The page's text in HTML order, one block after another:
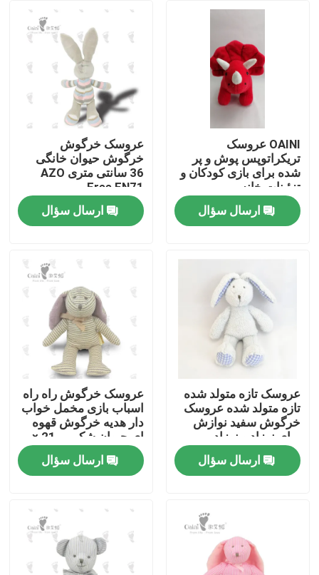
صفحه اصلی
محصولات
درباره ما
تور کارخانه
کنترل کیفیت
با ما تماس بگیرید
اخبار
درخواست نقل قول
اسباب بازی مخمل دار نرم
OAINI عروسک
تریکراتوپس پوش و پر
شده برای بازی کودکان و
تزئینات خانه
ارسال سؤال
عروسک خرگوش
خرگوش حیوان خانگی
36 سانتی متری AZO
Free EN71
ارسال سؤال
عروسک تازه متولد شده
تازه متولد شده عروسک
خرگوش سفید نوازش
برای نوزاد و نوزاد
ارسال سؤال
عروسک خرگوش راه راه
اسباب بازی مخمل خواب
دار هدیه خرگوش قهوه
ای حیوان شکم پر 21 ×
15 سانتی متر
ارسال سؤال